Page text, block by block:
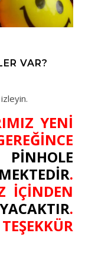
VAR?
YENİ
PİNHOLE
.
İÇİNDEN
.